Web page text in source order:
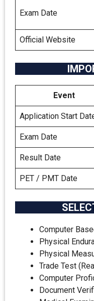
Exam Date
Official Website
Event
Application Start
Exam Date
Result Date
PET / PMT Date
Computer
Physical
Physical
Trade Test
Computer
Document